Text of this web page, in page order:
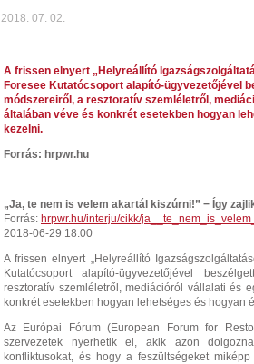
2018. 07. 02.
A frissen elnyert „Helyreállító
Foresee Kutatócsoport alapító-ügyvezetőjével
módszereiről, a resztoratív szemléletről,
általában véve és konkrét esetekben hogyan
kezelni.
Forrás: hrpwr.hu
„Ja, te nem is velem akartál kiszúrni!” − Így
Forrás: hrpwr.hu/interju/cikk/
2018-06-29 18:00
A frissen elnyert „Helyreállító
Kutatócsoport alapító-ügyvezetőjével
resztoratív szemléletről, mediációról vállalati és
konkrét esetekben hogyan lehetséges és hogyan
Az Európai Fórum (European Forum for
szervezetek nyerhetik el, akik azon
konfliktusokat, és hogy a feszültségeket